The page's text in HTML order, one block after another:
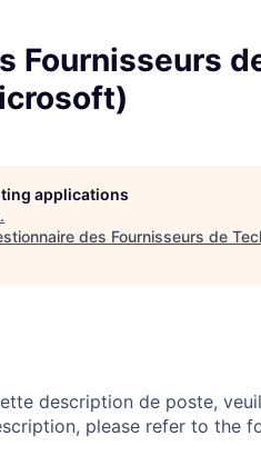
Fournisseurs
applications
.
des Fournisseurs de
description de poste,
please refer to the